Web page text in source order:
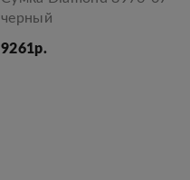
черный
9261р.